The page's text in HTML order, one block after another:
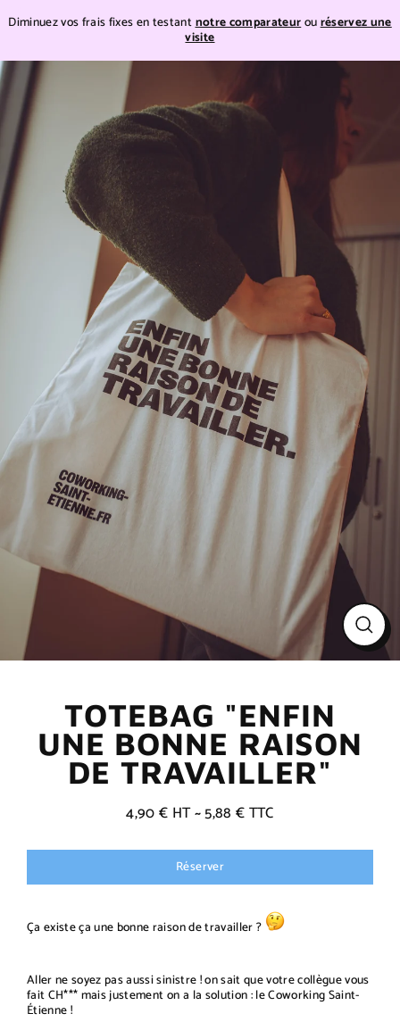
Diminuez vos frais fixes en testantnotre comparateurouréservez une
visite
Passer
au
contenu
(Esc)
TOTEBAG "ENFIN
UNE BONNE RAISON
DE TRAVAILLER"
Prix
4,90 € HT ~ 5,88 € TTC
Réserver
Ça existe ça une bonne raison de travailler ?
Aller ne soyez pas aussi sinistre ! on sait que votre collègue vous
fait CH*** mais justement on a la solution : le Coworking Saint-
Étienne !